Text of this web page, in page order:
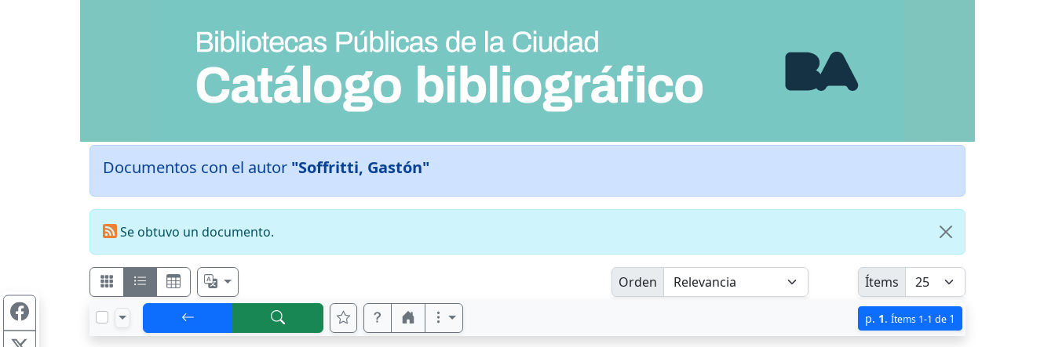
Documentos con el autor "Soffritti, Gastón"
Se obtuvo un documento.
Orden Ítems
p. 1. Ítems 1-1 de 1